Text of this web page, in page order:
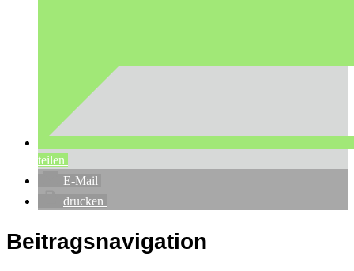
teilen
E-Mail
drucken
Beitragsnavigation